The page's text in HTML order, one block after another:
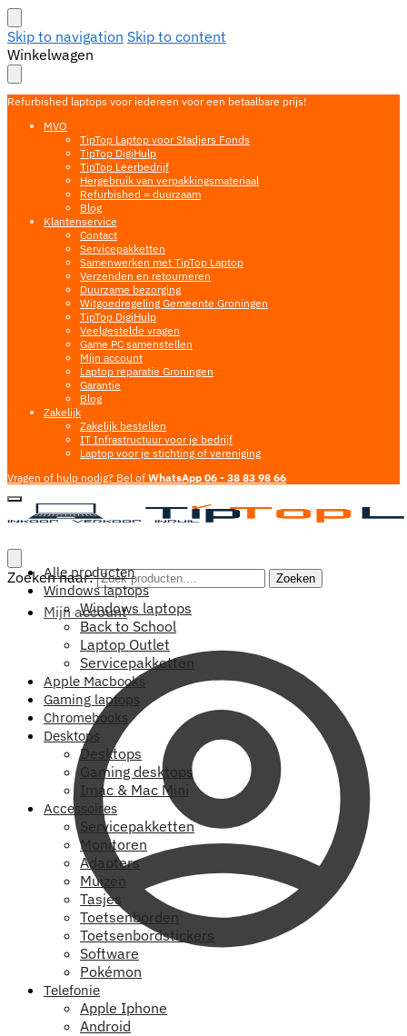
Skip to navigation Skip to content
Winkelwagen
Refurbished laptops voor iedereen voor een betaalbare prijs!
MVO
TipTop Laptop voor Stadjers Fonds
TipTop DigiHulp
TipTop Leerbedrijf
Hergebruik van verpakkingsmateriaal
Refurbished = duurzaam
Blog
Klantenservice
Contact
Servicepakketten
Samenwerken met TipTop Laptop
Verzenden en retourneren
Duurzame bezorging
Witgoedregeling Gemeente Groningen
TipTop DigiHulp
Veelgestelde vragen
Game PC samenstellen
Mijn account
Laptop reparatie Groningen
Garantie
Blog
Zakelijk
Zakelijk bestellen
IT Infrastructuur voor je bedrijf
Laptop voor je stichting of vereniging
Vragen of hulp nodig? Bel of WhatsApp 06 - 38 83 98 66
Zoeken naar: Zoeken
Mijn account
Alle producten
Windows laptops
Windows laptops
Back to School
Laptop Outlet
Servicepakketten
Apple Macbooks
Gaming laptops
Chromebooks
Desktops
Desktops
Gaming desktops
Imac & Mac Mini
Accessoires
Servicepakketten
Monitoren
Adapters
Muizen
Tasjes
Toetsenborden
Toetsenbordstickers
Software
Pokémon
Telefonie
Apple Iphone
Android